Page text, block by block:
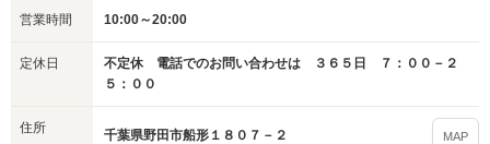
営業時間 10:00～20:00
定休日
不定休 電話でのお問い合わせは ３６５日 ７：００－２
５：００
住所 千葉県野田市船形１８０７－２ MAP